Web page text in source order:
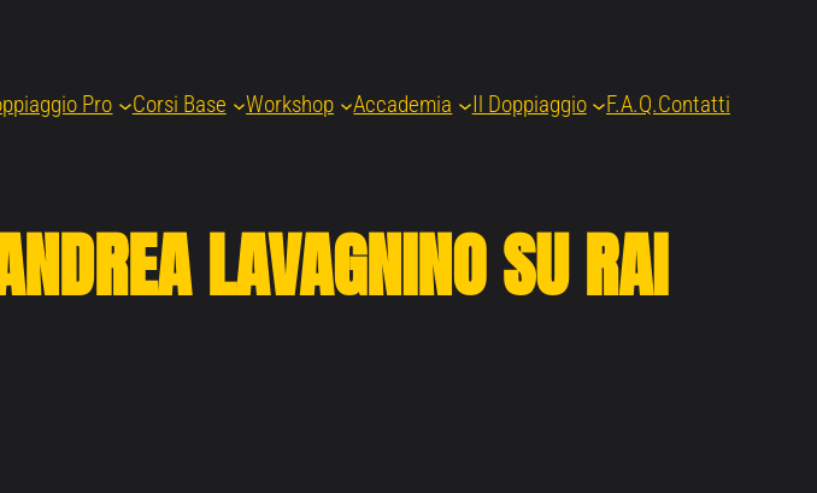
Pro Corsi Base Workshop Accademia Il Doppiaggio F.A.Q.Contatti
LAVAGNINO SU RAI